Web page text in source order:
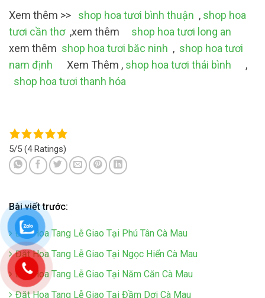
Xem thêm >> shop hoa tươi bình thuận , shop hoa
tươi cần thơ,xem thêm shop hoa tươi long an
xem thêm shop hoa tươi băc ninh , shop hoa tươi
nam định Xem Thêm , shop hoa tươi thái bình
,
shop hoa tươi thanh hóa
5/5 (4 Ratings)
Bài viết trước:
Đăt Hoa Tang Lễ Giao Tại Phú Tân Cà Mau
Đăt Hoa Tang Lễ Giao Tại Ngọc Hiển Cà Mau
Đăt Hoa Tang Lễ Giao Tại Năm Căn Cà Mau
Đăt Hoa Tang Lễ Giao Tại Đầm Dơi Cà Mau